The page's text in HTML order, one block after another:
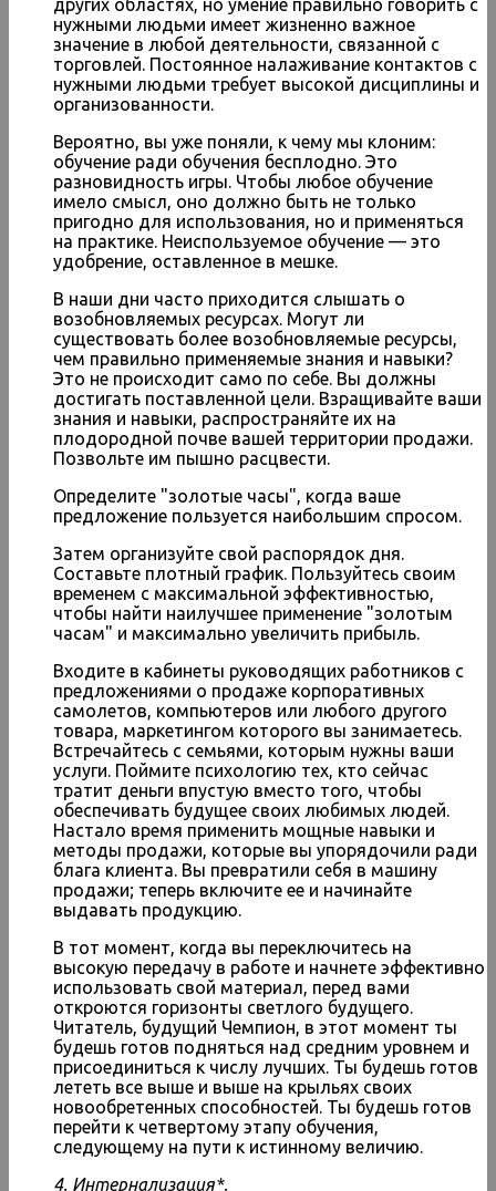
других областях, но умение правильно говорить с
нужными людьми имеет жизненно важное
значение в любой деятельности, связанной с
торговлей. Постоянное налаживание контактов с
нужными людьми требует высокой дисциплины и
организованности.
Вероятно, вы уже поняли, к чему мы клоним:
обучение ради обучения бесплодно. Это
разновидность игры. Чтобы любое обучение
имело смысл, оно должно быть не только
пригодно для использования, но и применяться
на практике. Неиспользуемое обучение — это
удобрение, оставленное в мешке.
В наши дни часто приходится слышать о
возобновляемых ресурсах. Могут ли
существовать более возобновляемые ресурсы,
чем правильно применяемые знания и навыки?
Это не происходит само по себе. Вы должны
достигать поставленной цели. Взращивайте ваши
знания и навыки, распространяйте их на
плодородной почве вашей территории продажи.
Позвольте им пышно расцвести.
Определите "золотые часы", когда ваше
предложение пользуется наибольшим спросом.
Затем организуйте свой распорядок дня.
Составьте плотный график. Пользуйтесь своим
временем с максимальной эффективностью,
чтобы найти наилучшее применение "золотым
часам" и максимально увеличить прибыль.
Входите в кабинеты руководящих работников с
предложениями о продаже корпоративных
самолетов, компьютеров или любого другого
товара, маркетингом которого вы занимаетесь.
Встречайтесь с семьями, которым нужны ваши
услуги. Поймите психологию тех, кто сейчас
тратит деньги впустую вместо того, чтобы
обеспечивать будущее своих любимых людей.
Настало время применить мощные навыки и
методы продажи, которые вы упорядочили ради
блага клиента. Вы превратили себя в машину
продажи; теперь включите ее и начинайте
выдавать продукцию.
В тот момент, когда вы переключитесь на
высокую передачу в работе и начнете эффективно
использовать свой материал, перед вами
откроются горизонты светлого будущего.
Читатель, будущий Чемпион, в этот момент ты
будешь готов подняться над средним уровнем и
присоединиться к числу лучших. Ты будешь готов
лететь все выше и выше на крыльях своих
новообретенных способностей. Ты будешь готов
перейти к четвертому этапу обучения,
следующему на пути к истинному величию.
4. Интернализация*.